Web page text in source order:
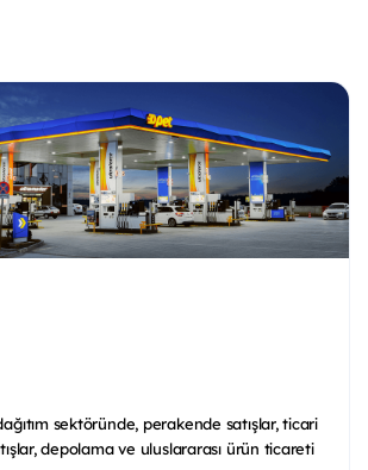
sektöründe, perakende satışlar, ticari
depolama ve uluslararası ürün ticareti